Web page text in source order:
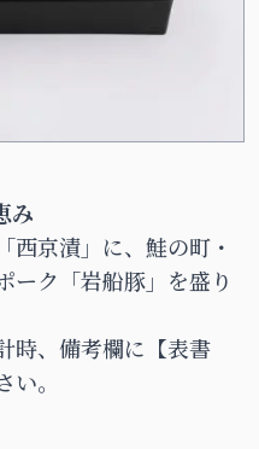
み
西京漬」に、鮭の町・
ーク「岩船豚」を盛り
時、備考欄に【表書
。